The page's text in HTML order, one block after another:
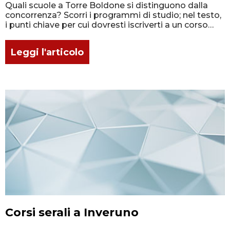
Quali scuole a Torre Boldone si distinguono dalla
concorrenza? Scorri i programmi di studio; nel testo,
i punti chiave per cui dovresti iscriverti a un corso
Leggi l'articolo
Corsi serali a Inveruno